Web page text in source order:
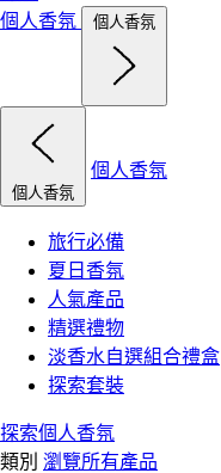
個人香氛
個人香氛
個人香氛
個人香氛
旅行必備
夏日香氛
人氣產品
精選禮物
淡香水自選組合禮盒
探索套裝
探索個人香氛
類別 瀏覽所有產品